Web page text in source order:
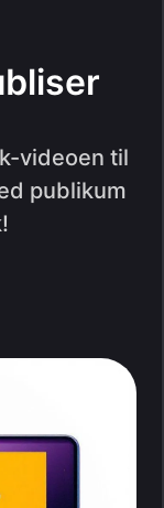
videoen til
publikum